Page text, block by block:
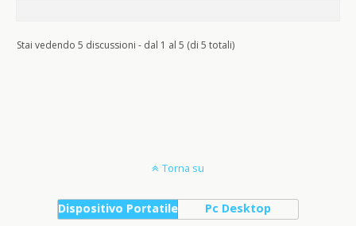
Stai vedendo 5 discussioni - dal 1 al 5 (di 5 totali)
Torna su
Dispositivo Portatile Pc Desktop